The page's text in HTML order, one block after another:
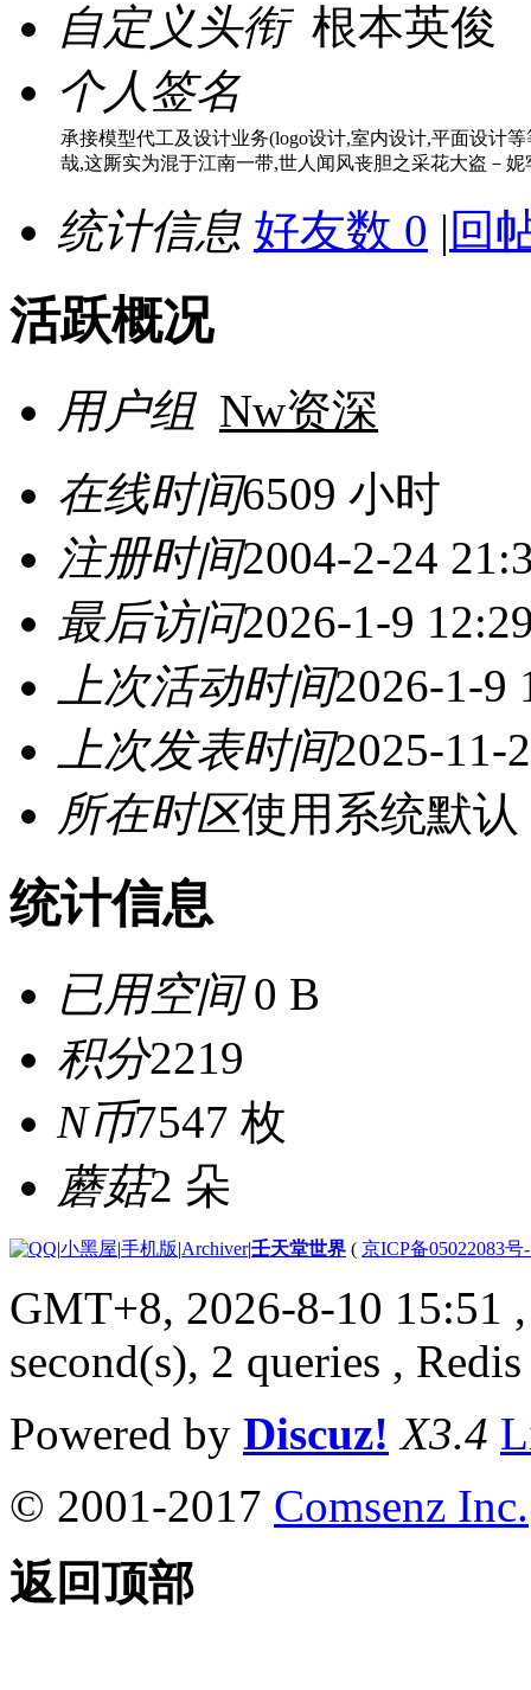
自定义头衔 根本英俊
个人签名
承接模型代工及设计业务(logo设计,室内设计,平面设计
哉,这厮实为混于江南一带,世人闻风丧胆之采花大盗－妮
统计信息 好友数 0 | 回
活跃概况
用户组 Nw资深
在线时间6509 小时
注册时间2004-2-24
最后访问2026-1-9
上次活动时间2026-1-9
上次发表时间2025-11-
所在时区使用系统默认
统计信息
已用空间0 B
积分2219
N币7547 枚
蘑菇2 朵
|小黑屋|手机版|Archiver|壬天堂世界 ( 京ICP备05022083号
GMT+8, 2026-8-10 15:51
second(s), 2 queries ,
Powered by Discuz! X3.4
© 2001-2017 Comsenz Inc.
返回顶部